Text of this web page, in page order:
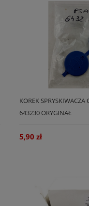
KOREK SPRYSKIWACZA
643230 ORYGINAŁ
5,90 zł